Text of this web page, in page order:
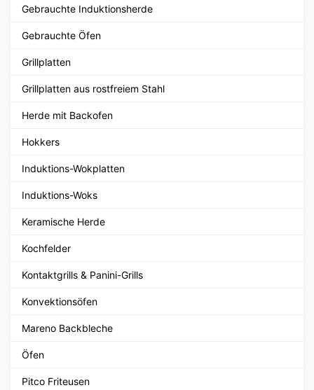
Gebrauchte Induktionsherde
Gebrauchte Öfen
Grillplatten
Grillplatten aus rostfreiem Stahl
Herde mit Backofen
Hokkers
Induktions-Wokplatten
Induktions-Woks
Keramische Herde
Kochfelder
Kontaktgrills & Panini-Grills
Konvektionsöfen
Mareno Backbleche
Öfen
Pitco Friteusen